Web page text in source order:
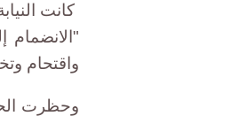
كانت
واقتحام
وحظرت